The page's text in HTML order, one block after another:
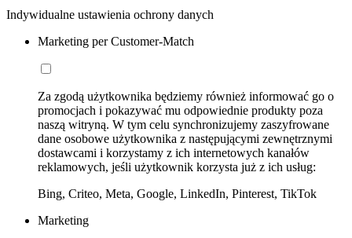
Indywidualne ustawienia ochrony danych
Marketing per Customer-Match
Za zgodą użytkownika będziemy również informować go o
promocjach i pokazywać mu odpowiednie produkty poza
naszą witryną. W tym celu synchronizujemy zaszyfrowane
dane osobowe użytkownika z następującymi zewnętrznymi
dostawcami i korzystamy z ich internetowych kanałów
reklamowych, jeśli użytkownik korzysta już z ich usług:
Bing, Criteo, Meta, Google, LinkedIn, Pinterest, TikTok
Marketing